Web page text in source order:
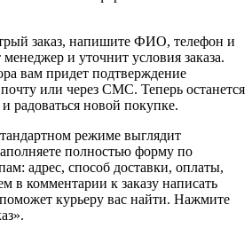
заказ, напишите ФИО, телефон и
и уточнит условия заказа.
вам придет подтверждение
или через СМС. Теперь останется
радоваться новой покупке.
режиме выглядит
полностью форму по
адрес, способ доставки, оплаты,
в комментарии к заказу написать
курьеру вас найти. Нажмите